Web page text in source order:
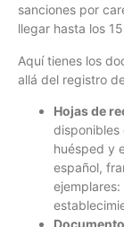
sanciones por
llegar hasta los
Aquí tienes los
allá del registro
Hojas de
disponibles
huésped y
español,